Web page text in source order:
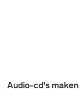
Audio-cd's maken